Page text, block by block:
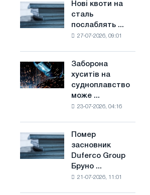
водню
Франції
обмеження
з
боротьбі
зі
зміною
клімату
Нові
квоти
на
в
Сполученому
Нові квоти на
сталь
послаблять ...
27-07-2026, 09:01
Заборона
хуситів
на
судноплавство
Саудівської
сталі
Заборона
хуситів на
судноплавство
може ...
23-07-2026, 04:16
Помер
засновник
Duferco
Помер
засновник
Duferco Group
Бруно ...
21-07-2026, 11:01